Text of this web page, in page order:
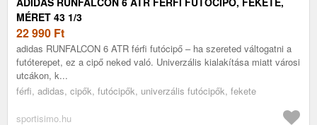
MÉRET 43 1/3
22 990 Ft
adidas RUNFALCON 6 ATR férfi futócipő – ha szereted váltogatni a
futóterepet, ez a cipő neked való. Univerzális kialakítása miatt városi
utcákon, k...
férfi, adidas, cipők, futócipők, univerzális futócipők, fekete
sportisimo.hu